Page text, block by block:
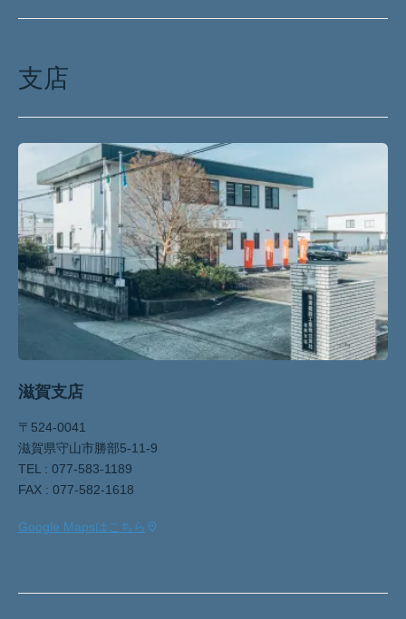
支店
滋賀支店
〒524-0041
滋賀県守山市勝部5-11-9
TEL : 077-583-1189
FAX : 077-582-1618
Google Mapsはこちら